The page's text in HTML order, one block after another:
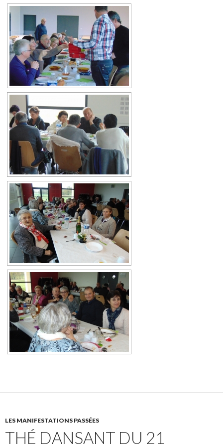
LES MANIFESTATIONS PASSÉES
THÉ DANSANT DU 21